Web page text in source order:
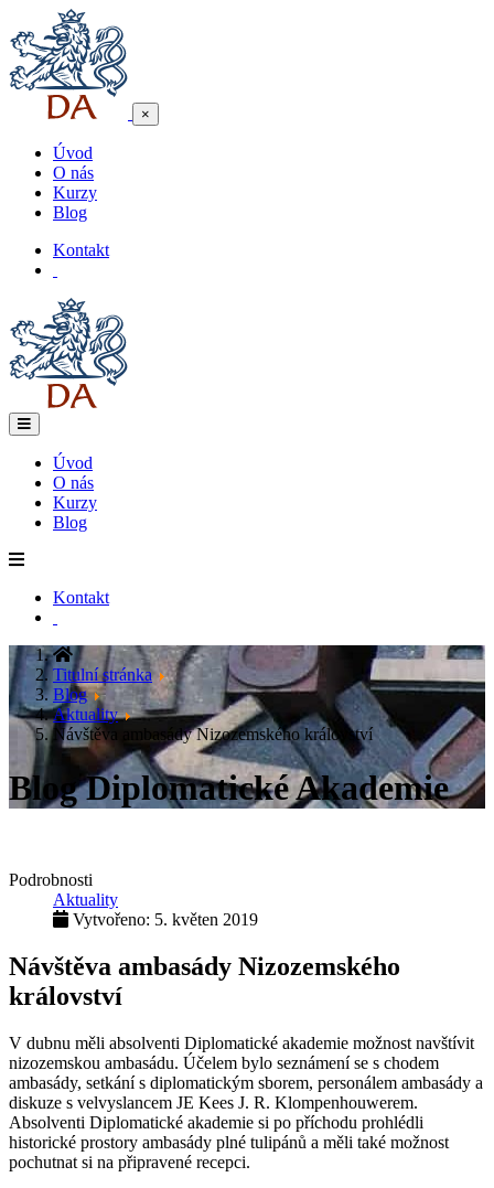
×
Úvod
O nás
Kurzy
Blog
Kontakt
Úvod
O nás
Kurzy
Blog
Kontakt
Titulní stránka
Blog
Aktuality
Návštěva ambasády Nizozemského království
Blog Diplomatické Akademie
Podrobnosti
Aktuality
Vytvořeno: 5. květen 2019
Návštěva ambasády Nizozemského
království
V dubnu měli absolventi Diplomatické akademie možnost navštívit
nizozemskou ambasádu. Účelem bylo seznámení se s chodem
ambasády, setkání s diplomatickým sborem, personálem ambasády a
diskuze s velvyslancem JE Kees J. R. Klompenhouwerem.
Absolventi Diplomatické akademie si po příchodu prohlédli
historické prostory ambasády plné tulipánů a měli také možnost
pochutnat si na připravené recepci.